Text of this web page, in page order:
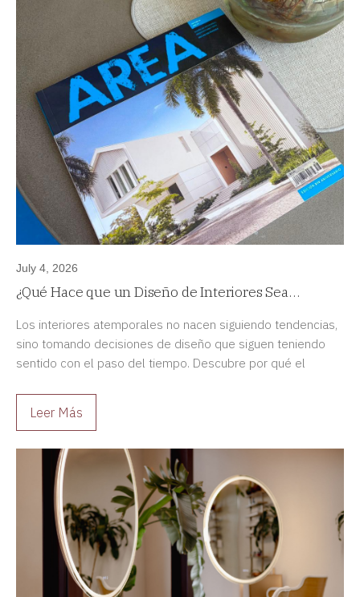
July 4, 2026
¿Qué Hace que un Diseño de Interiores Sea
Los interiores atemporales no nacen siguiendo tendencias,
sino tomando decisiones de diseño que siguen teniendo
sentido con el paso del tiempo. Descubre por qué el
Leer Más